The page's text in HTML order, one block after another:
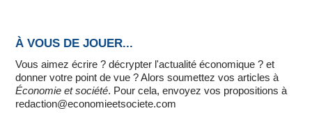
À VOUS DE JOUER...
Vous aimez écrire ? décrypter l'actualité économique ? et
donner votre point de vue ? Alors soumettez vos articles à
Économie et société. Pour cela, envoyez vos propositions à
redaction@economieetsociete.com